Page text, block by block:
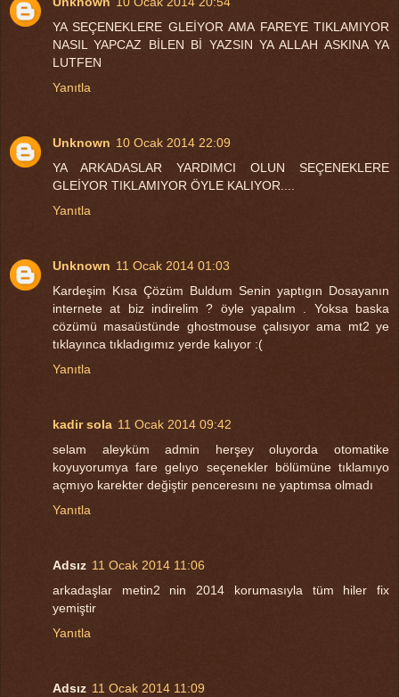
YA SEÇENEKLERE GLEİYOR AMA FAREYE TIKLAMIYOR
NASIL YAPCAZ BİLEN Bİ YAZSIN YA ALLAH ASKINA YA
LUTFEN
Yanıtla
Unknown 10 Ocak 2014 22:09
YA ARKADASLAR YARDIMCI OLUN SEÇENEKLERE
GLEİYOR TIKLAMIYOR ÖYLE KALIYOR....
Yanıtla
Unknown 11 Ocak 2014 01:03
Kardeşim Kısa Çözüm Buldum Senin yaptıgın Dosayanın
internete at biz indirelim ? öyle yapalım . Yoksa baska
cözümü masaüstünde ghostmouse çalısıyor ama mt2 ye
tıklayınca tıkladıgımız yerde kalıyor :(
Yanıtla
kadir sola 11 Ocak 2014 09:42
selam aleyküm admin herşey oluyorda otomatike
koyuyorumya fare gelıyo seçenekler bölümüne tıklamıyo
açmıyo karekter değiştir penceresını ne yaptımsa olmadı
Yanıtla
Adsız 11 Ocak 2014 11:06
arkadaşlar metin2 nin 2014 korumasıyla tüm hiler fix
yemiştir
Yanıtla
Adsız 11 Ocak 2014 11:09